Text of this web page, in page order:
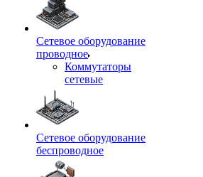
Сетевое оборудование
проводное
Коммутаторы
сетевые
Сетевое оборудование
беспроводное